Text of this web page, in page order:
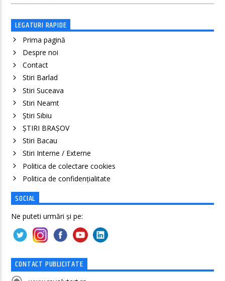
LEGATURI RAPIDE
Prima pagină
Despre noi
Contact
Stiri Barlad
Stiri Suceava
Stiri Neamt
Știri Sibiu
ȘTIRI BRAȘOV
Stiri Bacau
Stiri Interne / Externe
Politica de colectare cookies
Politica de confidenţialitate
SOCIAL
Ne puteti urmări și pe:
CONTACT PUBLICITATE